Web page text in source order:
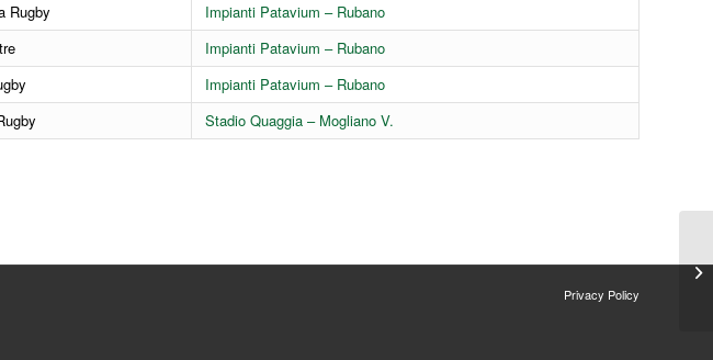
Rugby
Impianti Patavium – Rubano
Impianti Patavium – Rubano
Impianti Patavium – Rubano
Stadio Quaggia – Mogliano V.
Privacy Policy